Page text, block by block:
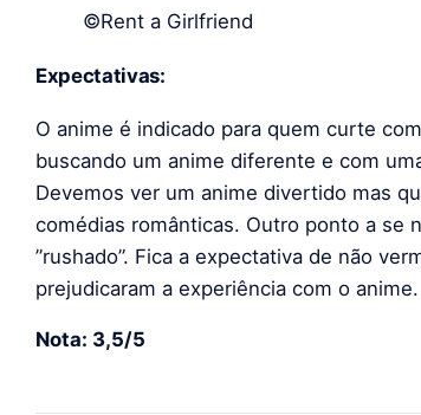
©Rent a Girlfriend
Expectativas:
O anime é indicado para quem curte
buscando um anime diferente e com
Devemos ver um anime divertido mas
comédias românticas. Outro ponto a se
”rushado”. Fica a expectativa de não
prejudicaram a experiência com o anime.
Nota: 3,5/5